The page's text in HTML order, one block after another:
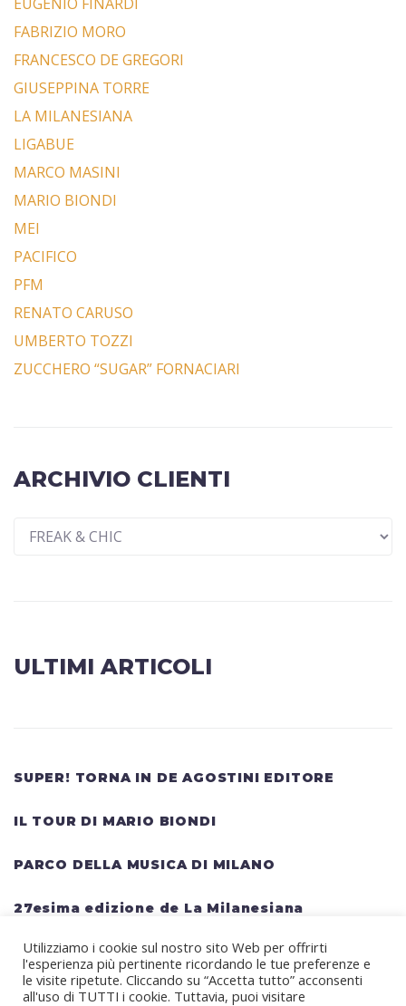
FABRIZIO MORO
FRANCESCO DE GREGORI
GIUSEPPINA TORRE
LA MILANESIANA
LIGABUE
MARCO MASINI
MARIO BIONDI
MEI
PACIFICO
PFM
RENATO CARUSO
UMBERTO TOZZI
ZUCCHERO “SUGAR” FORNACIARI
ARCHIVIO CLIENTI
ULTIMI ARTICOLI
SUPER! TORNA IN DE AGOSTINI EDITORE
IL TOUR DI MARIO BIONDI
PARCO DELLA MUSICA DI MILANO
27esima edizione de La Milanesiana
HELLWATT FESTIVAL: una lineup gigantesca
per il festival estivo TRAVIS SCOTT, KANYE
WEST, SWEDISH HOUSE MAFIA, MARTIN
Utilizziamo i cookie sul nostro sito Web per offrirti
l'esperienza più pertinente ricordando le tue preferenze e
le visite ripetute. Cliccando su “Accetta tutto” acconsenti
all'uso di TUTTI i cookie. Tuttavia, puoi visitare